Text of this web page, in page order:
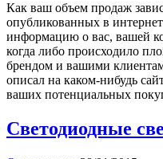
Как ваш объем продаж
опубликованных в
информацию о вас, вашей
когда либо происходило
брендом и вашими
описал на каком-нибудь
ваших потенциальных
Светодиодные